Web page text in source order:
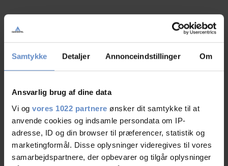
Samtykke Detaljer Annonceindstillinger Om
Ansvarlig brug af dine data
Vi og vores 1022 partnere ønsker dit samtykke til at
anvende cookies og indsamle persondata om IP-
adresse, ID og din browser til præferencer, statistik og
marketingformål. Disse oplysninger videregives til vores
samarbejdspartnere, der opbevarer og tilgår oplysninger